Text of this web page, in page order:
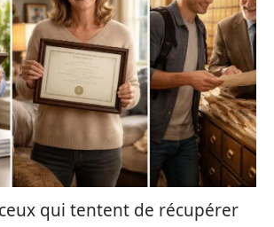
qui tentent de récupérer